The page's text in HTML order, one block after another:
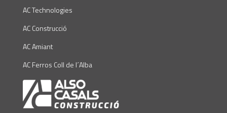
AC Technologies
AC Construcció
AC Amiant
AC Ferros Coll de l´Alba